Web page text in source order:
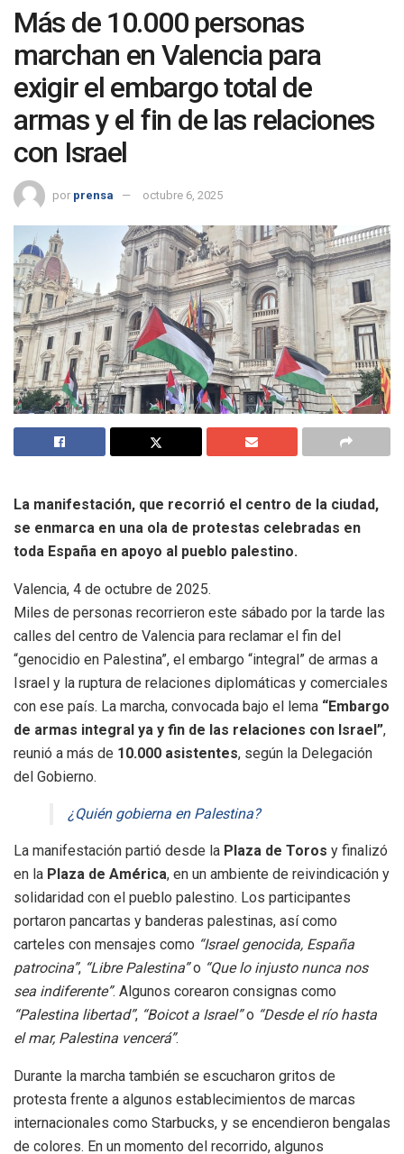
Más de 10.000 personas
marchan en Valencia para
exigir el embargo total de
armas y el fin de las relaciones
con Israel
por prensa octubre 6, 2025
La manifestación, que recorrió el centro de la ciudad,
se enmarca en una ola de protestas celebradas en
toda España en apoyo al pueblo palestino.
Valencia, 4 de octubre de 2025.
Miles de personas recorrieron este sábado por la tarde las
calles del centro de Valencia para reclamar el fin del
“genocidio en Palestina”, el embargo “integral” de armas a
Israel y la ruptura de relaciones diplomáticas y comerciales
con ese país. La marcha, convocada bajo el lema “Embargo
de armas integral ya y fin de las relaciones con Israel”,
reunió a más de 10.000 asistentes, según la Delegación
del Gobierno.
¿Quién gobierna en Palestina?
La manifestación partió desde la Plaza de Toros y finalizó
en la Plaza de América, en un ambiente de reivindicación y
solidaridad con el pueblo palestino. Los participantes
portaron pancartas y banderas palestinas, así como
carteles con mensajes como “Israel genocida, España
patrocina”, “Libre Palestina”o “Que lo injusto nunca nos
sea indiferente”. Algunos corearon consignas como
“Palestina libertad”, “Boicot a Israel”o “Desde el río hasta
el mar, Palestina vencerá”.
Durante la marcha también se escucharon gritos de
protesta frente a algunos establecimientos de marcas
internacionales como Starbucks, y se encendieron bengalas
de colores. En un momento del recorrido, algunos